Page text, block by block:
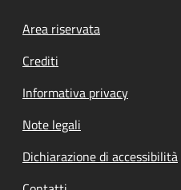
Footer menu
Area riservata
Crediti
Informativa privacy
Note legali
Dichiarazione di accessibilità